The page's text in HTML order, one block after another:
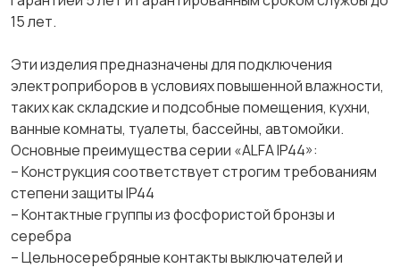
15 лет.
Эти изделия предназначены для подключения
электроприборов в условиях повышенной влажности,
таких как складские и подсобные помещения, кухни,
ванные комнаты, туалеты, бассейны, автомойки.
Основные преимущества серии «ALFA IP44»:
– Конструкция соответствует строгим требованиям
степени защиты IP44
– Контактные группы из фосфористой бронзы и
серебра
– Цельносеребряные контакты выключателей и